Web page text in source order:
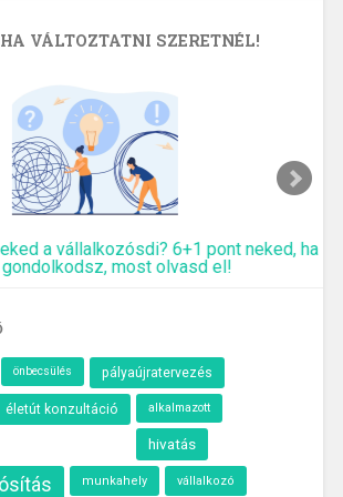
VÁLTOZTATNI SZERETNÉL!
a vállalkozósdi? 6+1 pont neked, ha
most olvasd el!
önbecsülés pályaújratervezés
életút konzultáció alkalmazott
hivatás
munkahely vállalkozó